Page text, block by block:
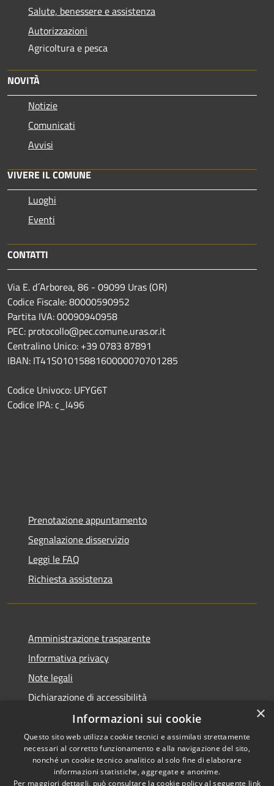
Salute, benessere e assistenza
Autorizzazioni
Agricoltura e pesca
NOVITÀ
Notizie
Comunicati
Avvisi
VIVERE IL COMUNE
Luoghi
Eventi
CONTATTI
Via E. d´Arborea, 86 - 09099 Uras (OR)
Codice Fiscale: 80000590952
Partita IVA: 00090940958
PEC: protocollo@pec.comune.uras.or.it
Centralino Unico: +39 0783 87891
IBAN: IT41S0101588160000070701285
Codice Univoco: UFYG6T
Codice IPA: c_l496
Prenotazione appuntamento
Segnalazione disservizio
Leggi le FAQ
Richiesta assistenza
Amministrazione trasparente
Informativa privacy
Note legali
Dichiarazione di accessibilità
Accessibilità
Copyright © 2026 • Comune di
Uras • Powered by
×
Informazioni sui cookie
Questo sito web utilizza cookie tecnici e assimilati strettamente
necessari al corretto funzionamento e alla navigazione del sito,
nonché un cookie tecnico analitico al solo fine di elaborare
informazioni statistiche, aggregate e anonime.
Per maggiori dettagli, può consultare la cookie policy al seguente link